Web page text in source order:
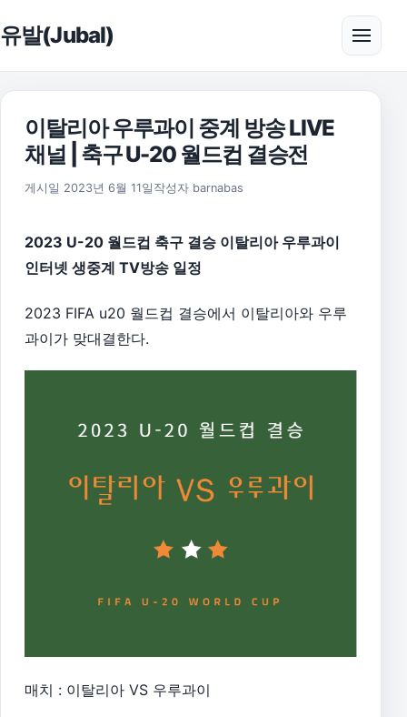
유발(Jubal) 메뉴
이탈리아 우루과이 중계 방송 LIVE
채널 | 축구 U-20 월드컵 결승전
게시일 2023년 6월 11일 2026년 8월 1일
작성자 barnabas
2023 U-20 월드컵 축구 결승 이탈리아 우루과이
인터넷 생중계 TV방송 일정
2023 FIFA u20 월드컵 결승에서 이탈리아와 우루
과이가 맞대결한다.
매치 : 이탈리아 VS 우루과이